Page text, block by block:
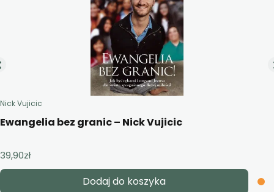
Nick Vujicic
Ewangelia bez granic – Nick Vujicic
39,90zł
Dodaj do koszyka